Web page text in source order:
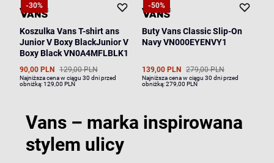
-30%
Koszulka Vans T-shirt ans
Junior V Boxy BlackJunior V
Boxy Black VN0A4MFLBLK1
90,00 PLN 129,00 PLN
Najniższa cena w ciągu 30 dni przed
obniżką:129,00 PLN
-50%
Buty Vans Classic Slip-On
Navy VN000EYENVY1
139,00 PLN 279,00 PLN
Najniższa cena w ciągu 30 dni przed
obniżką:279,00 PLN
Vans – marka inspirowana
stylem ulicy